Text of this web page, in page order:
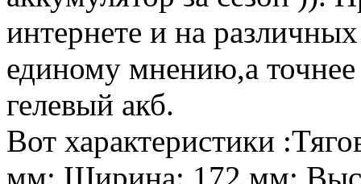
интернете и на
единому мнению,а точнее
гелевый акб.
Вот характеристики
мм; Ширина: 172 мм;